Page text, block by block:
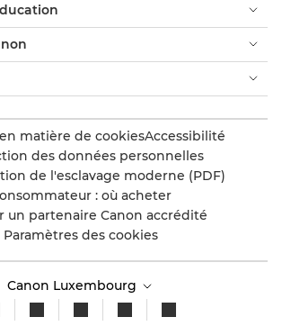
matière de cookiesAccessibilité
des données personnelles
de l'esclavage moderne (PDF)
: où acheter
un partenaire Canon accrédité
Paramètres des cookies
Canon Luxembourg